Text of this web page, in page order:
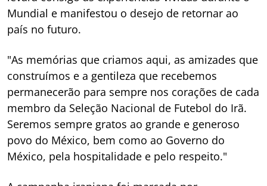
Mundial e manifestou o desejo de retornar ao
país no futuro.
"As memórias que criamos aqui, as amizades que
construímos e a gentileza que recebemos
permanecerão para sempre nos corações de cada
membro da Seleção Nacional de Futebol do Irã.
Seremos sempre gratos ao grande e generoso
povo do México, bem como ao Governo do
México, pela hospitalidade e pelo respeito."